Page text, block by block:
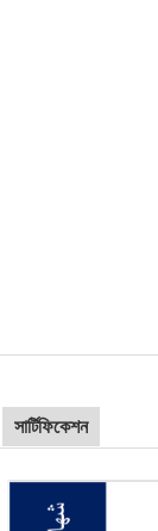
সার্টিফিকেশন